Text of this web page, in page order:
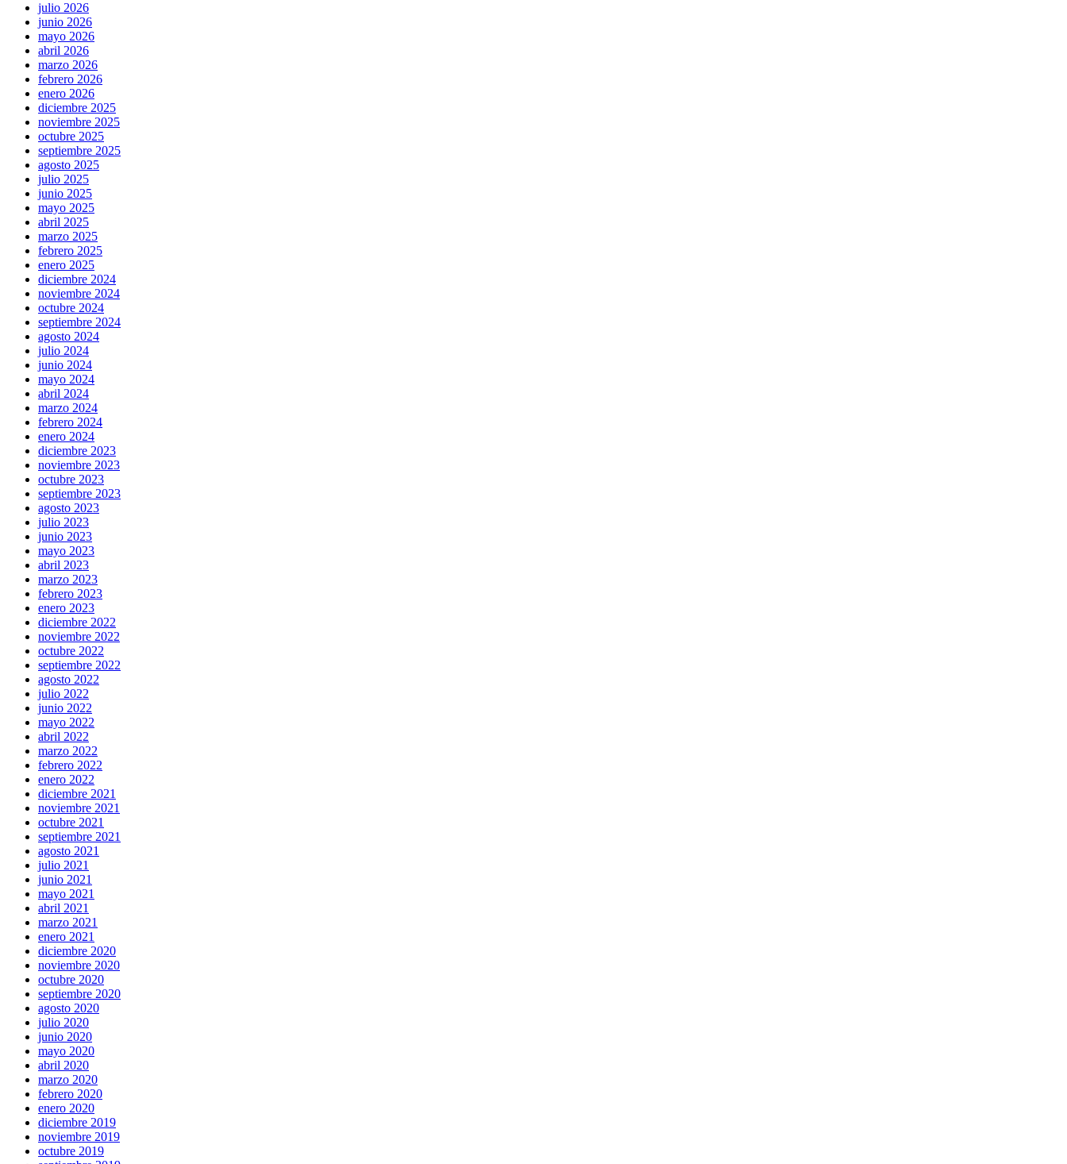
julio 2026
junio 2026
mayo 2026
abril 2026
marzo 2026
febrero 2026
enero 2026
diciembre 2025
noviembre 2025
octubre 2025
septiembre 2025
agosto 2025
julio 2025
junio 2025
mayo 2025
abril 2025
marzo 2025
febrero 2025
enero 2025
diciembre 2024
noviembre 2024
octubre 2024
septiembre 2024
agosto 2024
julio 2024
junio 2024
mayo 2024
abril 2024
marzo 2024
febrero 2024
enero 2024
diciembre 2023
noviembre 2023
octubre 2023
septiembre 2023
agosto 2023
julio 2023
junio 2023
mayo 2023
abril 2023
marzo 2023
febrero 2023
enero 2023
diciembre 2022
noviembre 2022
octubre 2022
septiembre 2022
agosto 2022
julio 2022
junio 2022
mayo 2022
abril 2022
marzo 2022
febrero 2022
enero 2022
diciembre 2021
noviembre 2021
octubre 2021
septiembre 2021
agosto 2021
julio 2021
junio 2021
mayo 2021
abril 2021
marzo 2021
enero 2021
diciembre 2020
noviembre 2020
octubre 2020
septiembre 2020
agosto 2020
julio 2020
junio 2020
mayo 2020
abril 2020
marzo 2020
febrero 2020
enero 2020
diciembre 2019
noviembre 2019
octubre 2019